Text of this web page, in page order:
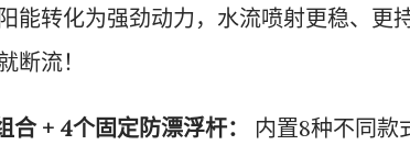
能转化为强劲动力，水流喷射更稳、更
断流！
合 + 4个固定防漂浮杆：
内置8种不同款